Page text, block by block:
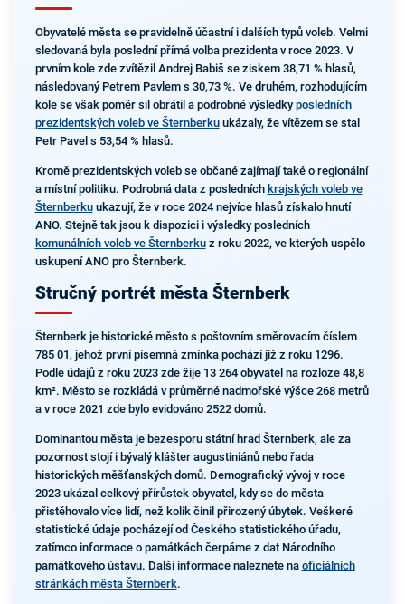
Obyvatelé města se pravidelně účastní i dalších typů voleb. Velmi
sledovaná byla poslední přímá volba prezidenta v roce 2023. V
prvním kole zde zvítězil Andrej Babiš se ziskem 38,71 % hlasů,
následovaný Petrem Pavlem s 30,73 %. Ve druhém, rozhodujícím
kole se však poměr sil obrátil a podrobné výsledky posledních
prezidentských voleb ve Šternberkuukázaly, že vítězem se stal
Petr Pavel s 53,54 % hlasů.
Kromě prezidentských voleb se občané zajímají také o regionální
a místní politiku. Podrobná data z posledních krajských voleb ve
Šternberkuukazují, že v roce 2024 nejvíce hlasů získalo hnutí
ANO. Stejně tak jsou k dispozici i výsledky posledních
komunálních voleb ve Šternberkuz roku 2022, ve kterých uspělo
uskupení ANO pro Šternberk.
Stručný portrét města Šternberk
Šternberk je historické město s poštovním směrovacím číslem
785 01, jehož první písemná zmínka pochází již z roku 1296.
Podle údajů z roku 2023 zde žije 13 264 obyvatel na rozloze 48,8
km². Město se rozkládá v průměrné nadmořské výšce 268 metrů
a v roce 2021 zde bylo evidováno 2522 domů.
Dominantou města je bezesporu státní hrad Šternberk, ale za
pozornost stojí i bývalý klášter augustiniánů nebo řada
historických měšťanských domů. Demografický vývoj v roce
2023 ukázal celkový přírůstek obyvatel, kdy se do města
přistěhovalo více lidí, než kolik činil přirozený úbytek. Veškeré
statistické údaje pocházejí od Českého statistického úřadu,
zatímco informace o památkách čerpáme z dat Národního
památkového ústavu. Další informace naleznete na oficiálních
stránkách města Šternberk.